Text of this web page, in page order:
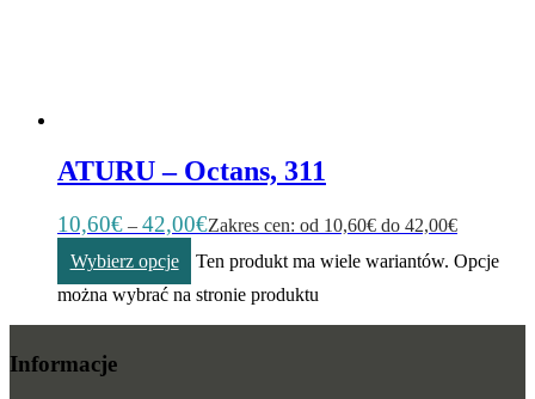
ATURU – Octans, 311
10,60€ – 42,00€Zakres cen: od 10,60€ do 42,00€
Wybierz opcje
Ten produkt ma wiele wariantów. Opcje
można wybrać na stronie produktu
Informacje